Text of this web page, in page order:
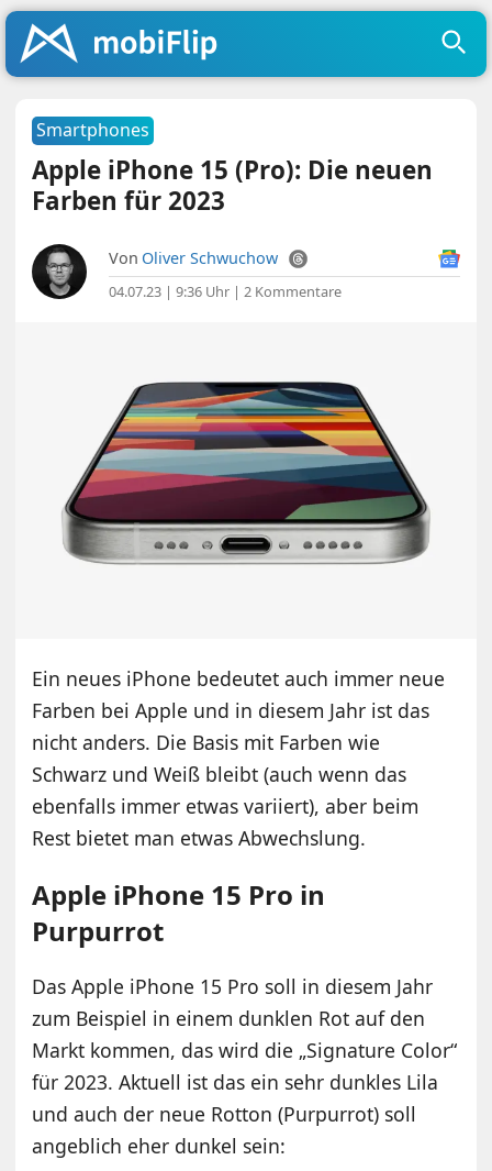
Smartphones
Apple iPhone 15 (Pro): Die neuen
Farben für 2023
Von Oliver Schwuchow
04.07.23 | 9:36 Uhr |2 Kommentare
Ein neues iPhone bedeutet auch immer neue
Farben bei Apple und in diesem Jahr ist das
nicht anders. Die Basis mit Farben wie
Schwarz und Weiß bleibt (auch wenn das
ebenfalls immer etwas variiert), aber beim
Rest bietet man etwas Abwechslung.
Apple iPhone 15 Pro in
Purpurrot
Das Apple iPhone 15 Pro soll in diesem Jahr
zum Beispiel in einem dunklen Rot auf den
Markt kommen, das wird die „Signature Color“
für 2023. Aktuell ist das ein sehr dunkles Lila
und auch der neue Rotton (Purpurrot) soll
angeblich eher dunkel sein: